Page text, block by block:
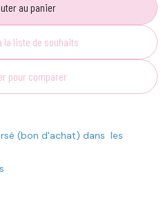
au panier
pour comparer
la liste de souhaits
(bon d'achat) dans les